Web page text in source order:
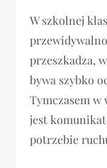
W szkolnej
przeszkadza,
bywa szybko
Tymczasem
jest
potrzebie